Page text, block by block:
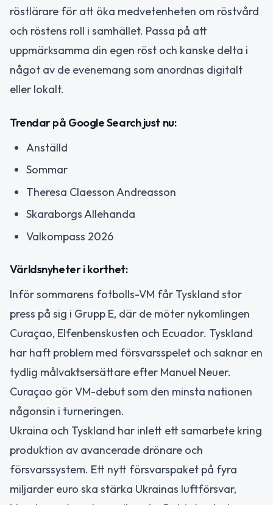
röstlärare för att öka medvetenheten om röstvård
och röstens roll i samhället. Passa på att
uppmärksamma din egen röst och kanske delta i
något av de evenemang som anordnas digitalt
eller lokalt.
Trendar på Google Search just nu:
Anställd
Sommar
Theresa Claesson Andreasson
Skaraborgs Allehanda
Valkompass 2026
Världsnyheter i korthet:
Inför sommarens fotbolls-VM får Tyskland stor
press på sig i Grupp E, där de möter nykomlingen
Curaçao, Elfenbenskusten och Ecuador. Tyskland
har haft problem med försvarsspelet och saknar en
tydlig målvaktsersättare efter Manuel Neuer.
Curaçao gör VM-debut som den minsta nationen
någonsin i turneringen.
Ukraina och Tyskland har inlett ett samarbete kring
produktion av avancerade drönare och
försvarssystem. Ett nytt försvarspaket på fyra
miljarder euro ska stärka Ukrainas luftförsvar,